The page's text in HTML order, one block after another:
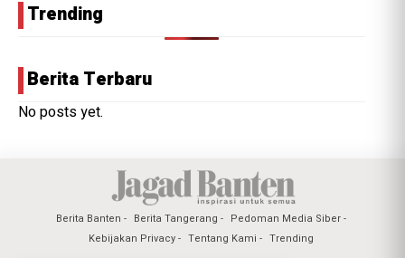
Trending
Berita Terbaru
No posts yet.
Berita Banten Berita Tangerang
Pedoman Media Siber
Kebijakan Privacy
Tentang Kami Trending